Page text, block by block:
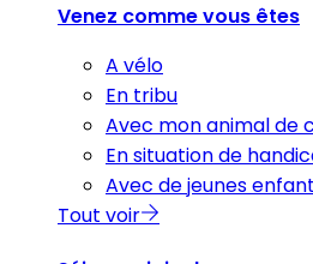
Venez comme vous êtes
A vélo
En tribu
Avec mon animal de
En situation de
Avec de jeunes
Tout voir